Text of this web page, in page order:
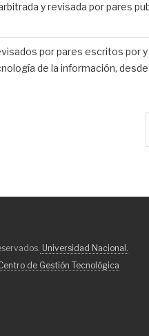
y revisada por pares
​​por pares escritos por
de la información,
Universidad Nacional.
de Gestión Tecnológica